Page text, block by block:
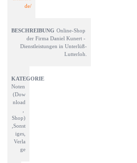
de/
Online-Shop
der Firma Daniel Kunert -
Dienstleistungen in Unterlüß-
Lutterloh.
Noten
(Dow
nload
Shop)
,Sonst
iges,
Verla
ge